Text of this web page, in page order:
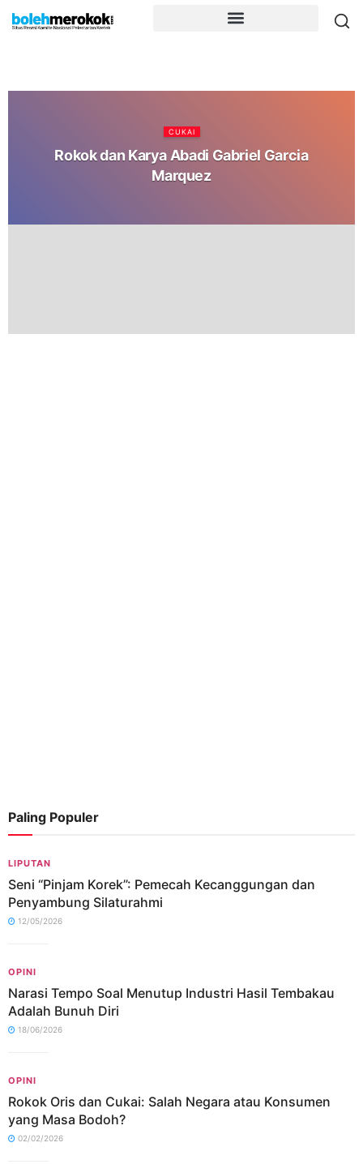
CUKAI
Rokok dan Karya Abadi Gabriel Garcia
Marquez
Paling Populer
LIPUTAN
Seni “Pinjam Korek”: Pemecah Kecanggungan dan
Penyambung Silaturahmi
12/05/2026
OPINI
Narasi Tempo Soal Menutup Industri Hasil Tembakau
Adalah Bunuh Diri
18/06/2026
OPINI
Rokok Oris dan Cukai: Salah Negara atau Konsumen
yang Masa Bodoh?
02/02/2026